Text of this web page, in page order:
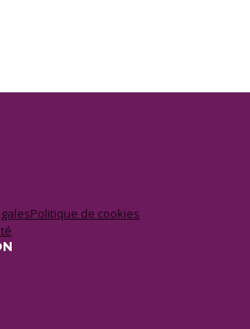
Politique de cookies